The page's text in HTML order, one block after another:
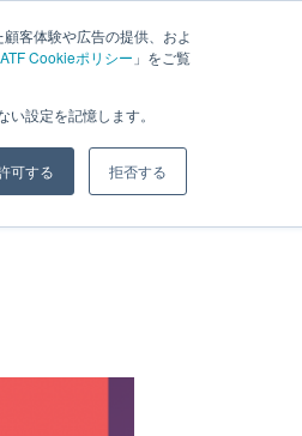
客体験や広告の提供、およ
ATF Cookieポリシー 」をご覧
設定を記憶します。
可する 拒否する
ブログ 会社概要